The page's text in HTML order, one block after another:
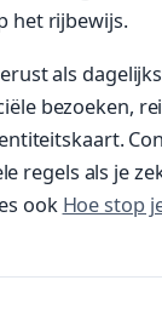
het rijbewijs.
als dagelijks
bezoeken,
regels als je
ook Hoe stop